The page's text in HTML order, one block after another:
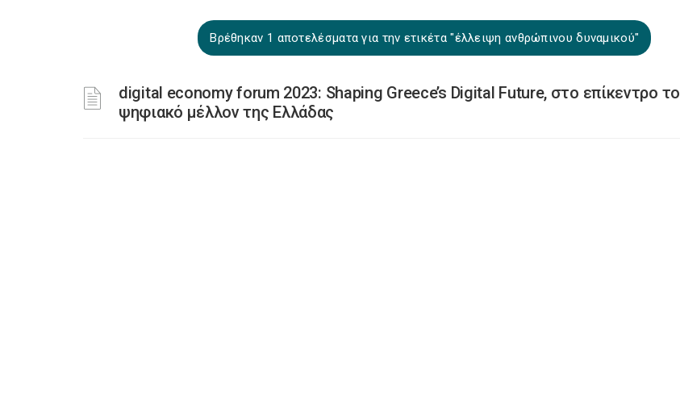
Βρέθηκαν 1 αποτελέσματα για την ετικέτα "έλλειψη ανθρώπινου δυναμικού"
digital economy forum 2023: Shaping Greece’s Digital Future, στο επίκεντρο το
ψηφιακό μέλλον της Ελλάδας